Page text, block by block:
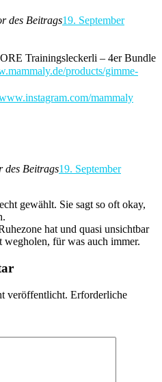
des Beitrags19. September
Trainingsleckerli – 4er Bundle
products/gimme-
mammaly
des Beitrags19. September
gewählt. Sie sagt so oft okay,
hat und quasi unsichtbar
wegholen, für was auch immer.
veröffentlicht. Erforderliche